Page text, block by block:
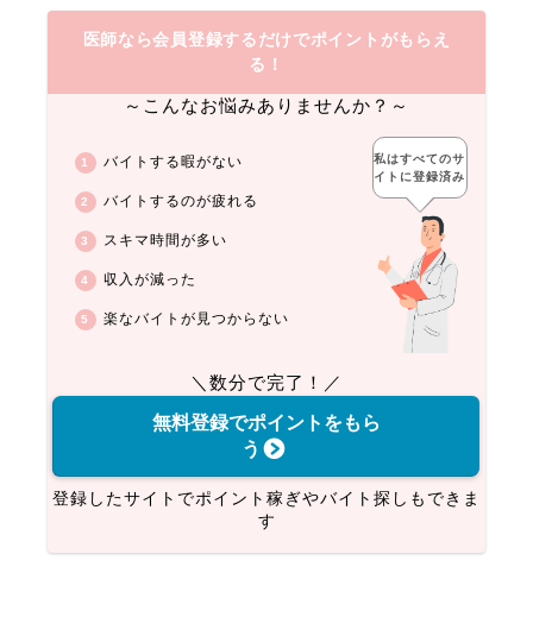
医師なら会員登録するだけでポイントがもらえ
る！
～こんなお悩みありませんか？～
バイトする暇がない
バイトするのが疲れる
スキマ時間が多い
収入が減った
楽なバイトが見つからない
私はすべてのサ
イトに登録済み
＼数分で完了！／
無料登録でポイントをもら
う
登録したサイトでポイント稼ぎやバイト探しもできま
す